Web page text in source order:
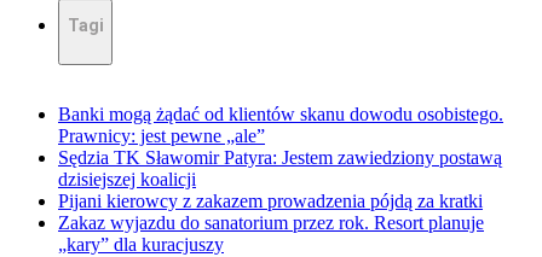
Tagi
Banki mogą żądać od klientów skanu dowodu osobistego.
Prawnicy: jest pewne „ale”
Sędzia TK Sławomir Patyra: Jestem zawiedziony postawą
dzisiejszej koalicji
Pijani kierowcy z zakazem prowadzenia pójdą za kratki
Zakaz wyjazdu do sanatorium przez rok. Resort planuje
„kary” dla kuracjuszy